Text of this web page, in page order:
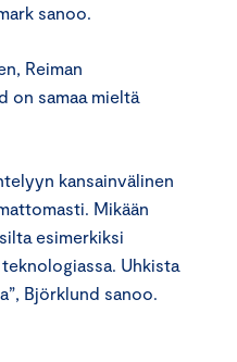
sanoo.
Reiman
on samaa mieltä
kansainvälinen
Mikään
esimerkiksi
Uhkista
Björklund sanoo.